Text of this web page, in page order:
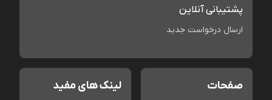
پشتیبانی آنلاین
ارسال درخواست جدید
صفحات لینک های مفید